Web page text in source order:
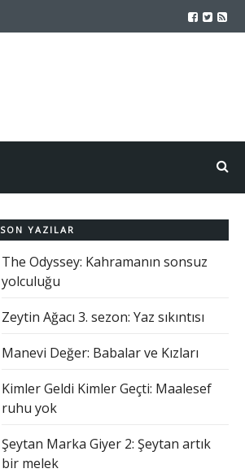
SON YAZILAR
The Odyssey: Kahramanın sonsuz
yolculuğu
Zeytin Ağacı 3. sezon: Yaz sıkıntısı
Manevi Değer: Babalar ve Kızları
Kimler Geldi Kimler Geçti: Maalesef
ruhu yok
Şeytan Marka Giyer 2: Şeytan artık
bir melek